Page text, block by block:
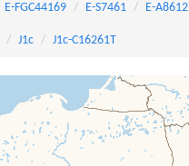
E-FGC44169 E-S7461 E-A8612
J1c J1c-C16261T